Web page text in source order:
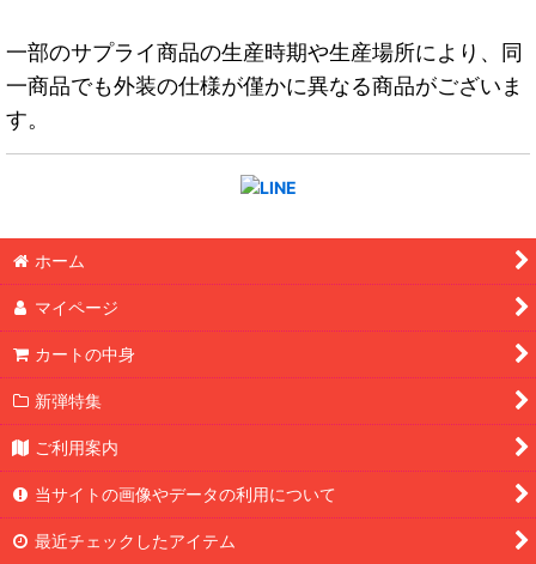
一部のサプライ商品の生産時期や生産場所により、同
一商品でも外装の仕様が僅かに異なる商品がございま
す。
ホーム
マイページ
カートの中身
新弾特集
ご利用案内
当サイトの画像やデータの利用について
最近チェックしたアイテム